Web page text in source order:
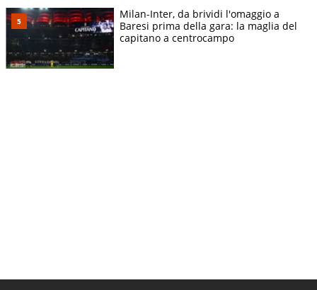
Milan-Inter, da brividi l'omaggio a
Baresi prima della gara: la maglia del
capitano a centrocampo